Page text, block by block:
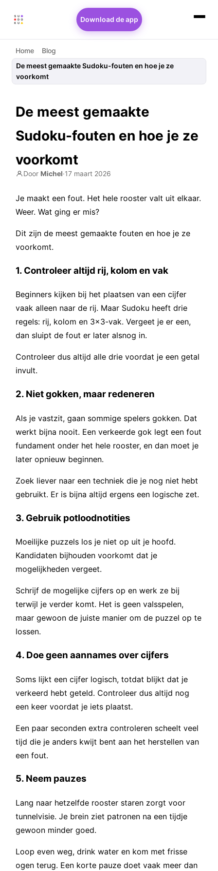
Download de app
Home
Blog
De meest gemaakte Sudoku-fouten en hoe je ze
voorkomt
De meest gemaakte
Sudoku-fouten en hoe je ze
voorkomt
Door Michel·17 maart 2026
Je maakt een fout. Het hele rooster valt uit elkaar.
Weer. Wat ging er mis?
Dit zijn de meest gemaakte fouten en hoe je ze
voorkomt.
1. Controleer altijd rij, kolom en vak
Beginners kijken bij het plaatsen van een cijfer
vaak alleen naar de rij. Maar Sudoku heeft drie
regels: rij, kolom en 3×3-vak. Vergeet je er een,
dan sluipt de fout er later alsnog in.
Controleer dus altijd alle drie voordat je een getal
invult.
2. Niet gokken, maar redeneren
Als je vastzit, gaan sommige spelers gokken. Dat
werkt bijna nooit. Een verkeerde gok legt een fout
fundament onder het hele rooster, en dan moet je
later opnieuw beginnen.
Zoek liever naar een techniek die je nog niet hebt
gebruikt. Er is bijna altijd ergens een logische zet.
3. Gebruik potloodnotities
Moeilijke puzzels los je niet op uit je hoofd.
Kandidaten bijhouden voorkomt dat je
mogelijkheden vergeet.
Schrijf de mogelijke cijfers op en werk ze bij
terwijl je verder komt. Het is geen valsspelen,
maar gewoon de juiste manier om de puzzel op te
lossen.
4. Doe geen aannames over cijfers
Soms lijkt een cijfer logisch, totdat blijkt dat je
verkeerd hebt geteld. Controleer dus altijd nog
een keer voordat je iets plaatst.
Een paar seconden extra controleren scheelt veel
tijd die je anders kwijt bent aan het herstellen van
een fout.
5. Neem pauzes
Lang naar hetzelfde rooster staren zorgt voor
tunnelvisie. Je brein ziet patronen na een tijdje
gewoon minder goed.
Loop even weg, drink water en kom met frisse
ogen terug. Een korte pauze doet vaak meer dan